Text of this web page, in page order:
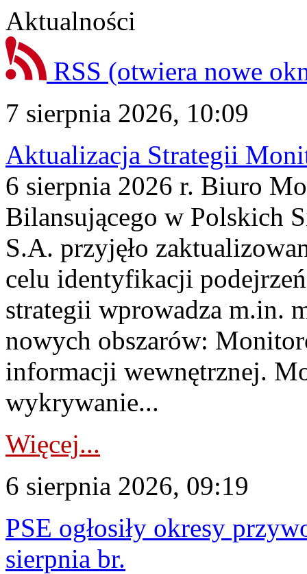
Aktualności
RSS (otwiera nowe
7 sierpnia 2026, 10:09
Aktualizacja Strategii
6 sierpnia 2026 r. Biuro
Bilansującego w Polskich
S.A. przyjęło
celu identyfikacji
strategii wprowadza m.in.
nowych obszarów:
informacji wewnętrznej.
wykrywanie...
Więcej...
6 sierpnia 2026, 09:19
PSE ogłosiły okresy
sierpnia br.